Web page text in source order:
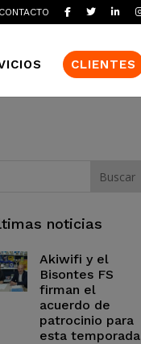
CONTACTO
CLIENTES
noticias
Akiwifi y el
Bisontes FS
firman el
acuerdo de
patrocinio para
esta temporada